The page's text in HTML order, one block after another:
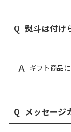
Q 熨斗は付け
A ギフト商品
Q メッセージ